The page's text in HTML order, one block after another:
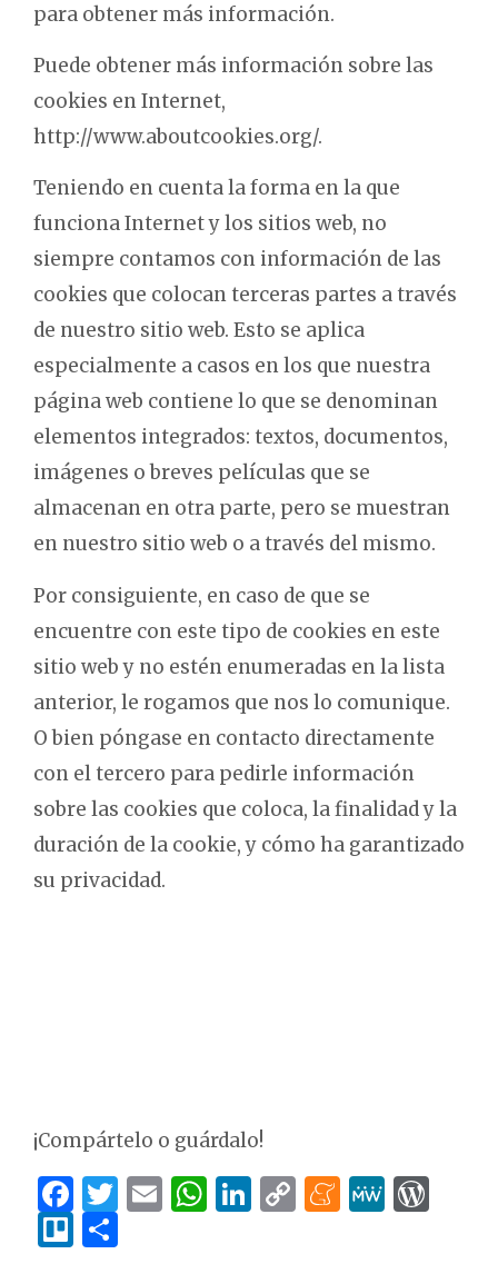
para obtener más información.
Puede obtener más información sobre las
cookies en Internet,
http://www.aboutcookies.org/.
Teniendo en cuenta la forma en la que
funciona Internet y los sitios web, no
siempre contamos con información de las
cookies que colocan terceras partes a través
de nuestro sitio web. Esto se aplica
especialmente a casos en los que nuestra
página web contiene lo que se denominan
elementos integrados: textos, documentos,
imágenes o breves películas que se
almacenan en otra parte, pero se muestran
en nuestro sitio web o a través del mismo.
Por consiguiente, en caso de que se
encuentre con este tipo de cookies en este
sitio web y no estén enumeradas en la lista
anterior, le rogamos que nos lo comunique.
O bien póngase en contacto directamente
con el tercero para pedirle información
sobre las cookies que coloca, la finalidad y la
duración de la cookie, y cómo ha garantizado
su privacidad.
¡Compártelo o guárdalo!
Facebook
Twitter
EmailWhatsApp
LinkedIn
Copy MeWe
Trello